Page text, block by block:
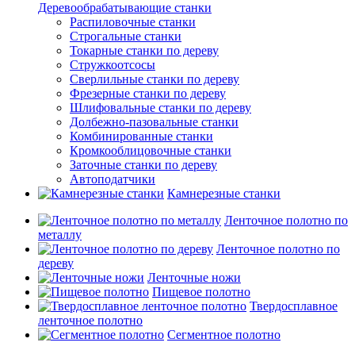
Деревообрабатывающие станки
Распиловочные станки
Строгальные станки
Токарные станки по дереву
Стружкоотсосы
Сверлильные станки по дереву
Фрезерные станки по дереву
Шлифовальные станки по дереву
Долбежно-пазовальные станки
Комбинированные станки
Кромкооблицовочные станки
Заточные станки по дереву
Автоподатчики
Камнерезные станки
Ленточное полотно по
металлу
Ленточное полотно по
дереву
Ленточные ножи
Пищевое полотно
Твердосплавное
ленточное полотно
Сегментное полотно